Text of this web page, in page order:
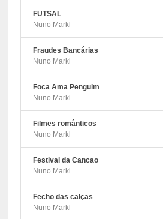
FUTSAL
Nuno Markl
Fraudes Bancárias
Nuno Markl
Foca Ama Penguim
Nuno Markl
Filmes românticos
Nuno Markl
Festival da Cancao
Nuno Markl
Fecho das calças
Nuno Markl